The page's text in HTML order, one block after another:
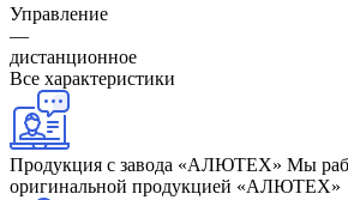
Управление
—
дистанционное
Все характеристики
Продукция с завода «АЛЮТЕХ» Мы
оригинальной продукцией «АЛЮТЕХ»